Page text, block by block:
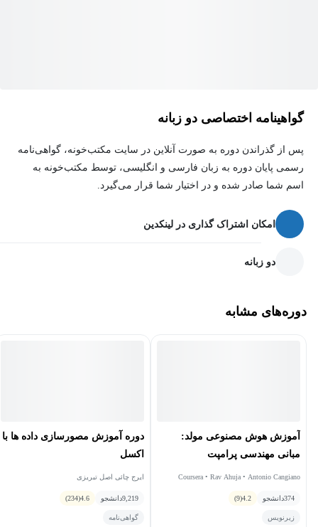
گواهینامه اختصاصی دو زبانه
پس از گذراندن دوره به صورت آنلاین در سایت مکتب‌خونه، گواهی‌نامه
رسمی پایان دوره به زبان فارسی و انگلیسی، توسط مکتب‌خونه به
اسم شما صادر شده و در اختیار شما قرار می‌گیرد.
امکان اشتراک گذاری در لینکدین
دو زبانه
دوره‌های مشابه
آموزش هوش مصنوعی مولد:
مبانی مهندسی پرامپت
Coursera • Rav Ahuja • Antonio Cangiano
374دانشجو 4.2
(9)
زیرنویس
دوره آموزش مصورسازی داده‌ ها با
اکسل
ایرج چائی اصل تبریزی
9,219دانشجو 4.6
(234)
گواهی‌نامه